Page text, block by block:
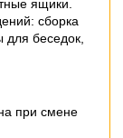
ящики.
сборка
для беседок,
при смене